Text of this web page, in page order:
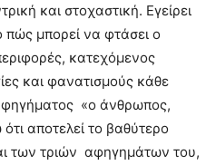
και στοχαστική. Εγείρει
πώς μπορεί να φτάσει ο
κατεχόμενος
και φανατισμούς κάθε
«ο άνθρωπος,
αποτελεί το βαθύτερο
των τριών αφηγημάτων του,